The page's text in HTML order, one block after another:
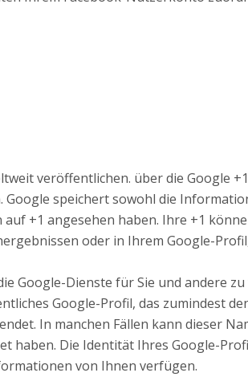
veröffentlichen. über die Google
speichert sowohl die
+1 angesehen haben. Ihre +1
oder in Ihrem Google-
Dienste für Sie und andere zu
Google-Profil, das zumindest
In manchen Fällen kann dieser
haben. Die Identität Ihres Google-
von Ihnen verfügen.